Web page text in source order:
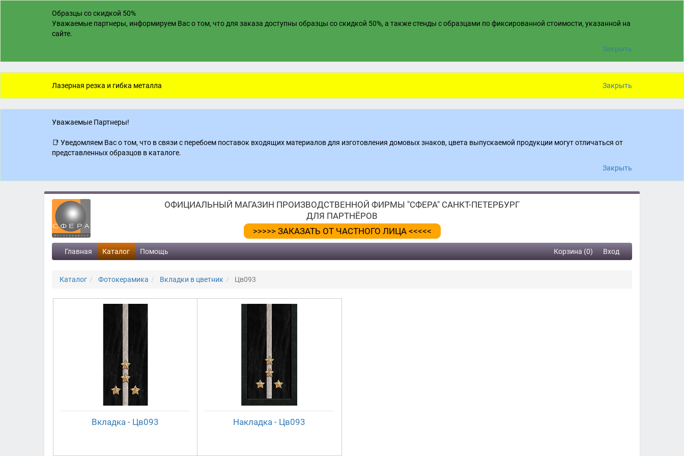
Образцы со скидкой 50%
Уважаемые партнеры, информируем Вас о том, что для заказа доступны образцы со скидкой 50%, а также стенды с образцами по фиксированной стоимости, указанной на
сайте.
Закрыть
Лазерная резка и гибка металла Закрыть
Уважаемые Партнеры!
📑 Уведомляем Вас о том, что в связи с перебоем поставок входящих материалов для изготовления домовых знаков, цвета выпускаемой продукции могут отличаться от
представленных образцов в каталоге.
Закрыть
ОФИЦИАЛЬНЫЙ МАГАЗИН ПРОИЗВОДСТВЕННОЙ ФИРМЫ "СФЕРА" САНКТ-ПЕТЕРБУРГ
ДЛЯ ПАРТНЁРОВ
>>>>> ЗАКАЗАТЬ ОТ ЧАСТНОГО ЛИЦА <<<<<
Главная Каталог Помощь Корзина (0) Вход
Каталог Фотокерамика Вкладки в цветник Цв093
Вкладка - Цв093 Накладка - Цв093